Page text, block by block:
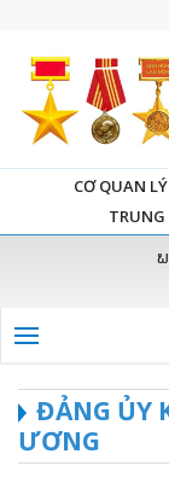
CƠ QUAN
ĐẢNG ỦY
ƯƠNG